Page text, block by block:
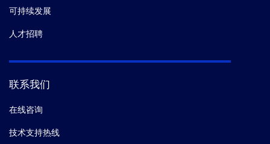
可持续发展
人才招聘
联系我们
在线咨询
技术支持热线